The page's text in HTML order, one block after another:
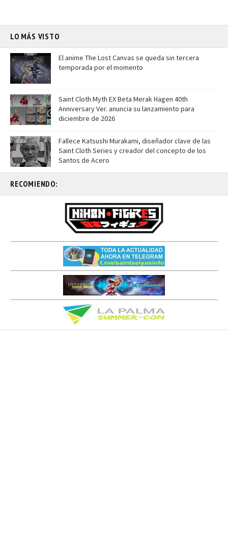
LO MÁS VISTO
El anime The Lost Canvas se queda sin tercera
temporada por el momento
Saint Cloth Myth EX Beta Merak Hagen 40th
Anniversary Ver. anuncia su lanzamiento para
diciembre de 2026
Fallece Katsushi Murakami, diseñador clave de las
Saint Cloth Series y creador del concepto de los
Santos de Acero
RECOMIENDO: